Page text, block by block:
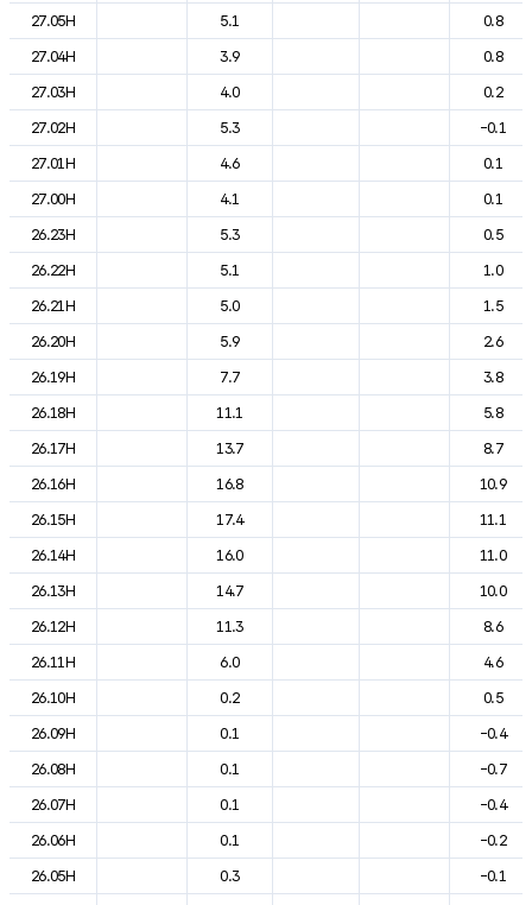
27.05H
5.1
0.8
27.04H
3.9
0.8
27.03H
4.0
0.2
27.02H
5.3
-0.1
27.01H
4.6
0.1
27.00H
4.1
0.1
26.23H
5.3
0.5
26.22H
5.1
1.0
26.21H
5.0
1.5
26.20H
5.9
2.6
26.19H
7.7
3.8
26.18H
11.1
5.8
26.17H
13.7
8.7
26.16H
16.8
10.9
26.15H
17.4
11.1
26.14H
16.0
11.0
26.13H
14.7
10.0
26.12H
11.3
8.6
26.11H
6.0
4.6
26.10H
0.2
0.5
26.09H
0.1
-0.4
26.08H
0.1
-0.7
26.07H
0.1
-0.4
26.06H
0.1
-0.2
26.05H
0.3
-0.1